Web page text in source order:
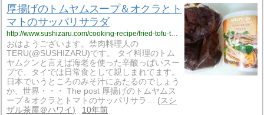
厚揚げのトムヤムスープ＆オクラとト
マトのサッパリサラダ
http://www.sushizaru.com/cooking-recipe/fried-tofu-tom-yam-soup-and-tomato-okura-salad/
おはようございます。禁肉料理人の
TERU(@SUSHIZARU)です。 タイ料理のトム
ヤムクンと言えば海老を使った辛酸っぱいスー
プで、タイでは日常食として親しまれてます。
日本でいうところのみそ汁にあたるのでしょう
か、世界・・・ The post 厚揚げのトムヤムス
ープ＆オクラとトマトのサッパリサラ…
スシ
ザル茶屋＠ハワイ
10年前